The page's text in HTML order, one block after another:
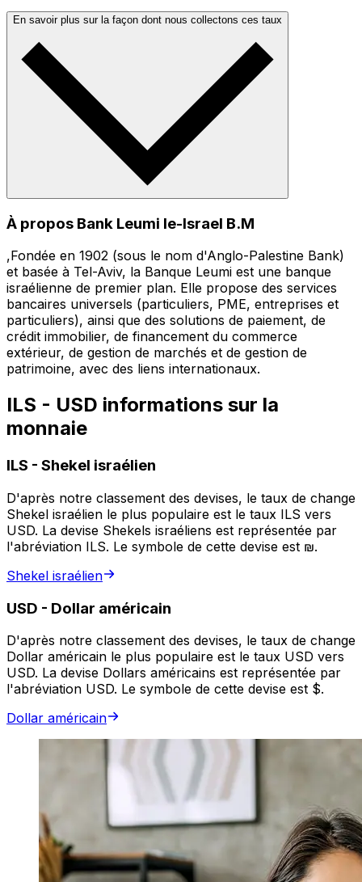
En savoir plus sur la façon dont nous collectons ces taux
À propos Bank Leumi le-Israel B.M
,Fondée en 1902 (sous le nom d'Anglo-Palestine Bank)
et basée à Tel-Aviv, la Banque Leumi est une banque
israélienne de premier plan. Elle propose des services
bancaires universels (particuliers, PME, entreprises et
particuliers), ainsi que des solutions de paiement, de
crédit immobilier, de financement du commerce
extérieur, de gestion de marchés et de gestion de
patrimoine, avec des liens internationaux.
ILS - USD informations sur la
monnaie
ILS - Shekel israélien
D'après notre classement des devises, le taux de change
Shekel israélien le plus populaire est le taux ILS vers
USD. La devise Shekels israéliens est représentée par
l'abréviation ILS. Le symbole de cette devise est ₪.
Shekel israélien
USD - Dollar américain
D'après notre classement des devises, le taux de change
Dollar américain le plus populaire est le taux USD vers
USD. La devise Dollars américains est représentée par
l'abréviation USD. Le symbole de cette devise est $.
Dollar américain